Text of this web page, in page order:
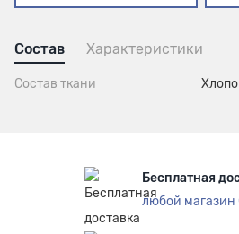
Состав Характеристики
Состав ткани
Бесплатная
любой